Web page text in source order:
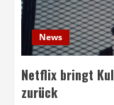
News
Netflix bringt
zurück